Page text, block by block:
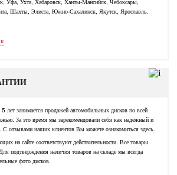
Уфа, Ухта, Хабаровск, Ханты-Мансийск, Чебоксары,
Шахты, Элиста, Южно-Сахалинск, Якутск, Ярославль.
лет занимается продажей автомобильных дисков по всей
За это время мы зарекомендовали себя как надёжный и
С отзывами наших клиентов Вы можете ознакомиться здесь.
на сайте соответствуют действительности. Все товары
подтверждения наличия товаров на складе мы всегда
фото дисков.